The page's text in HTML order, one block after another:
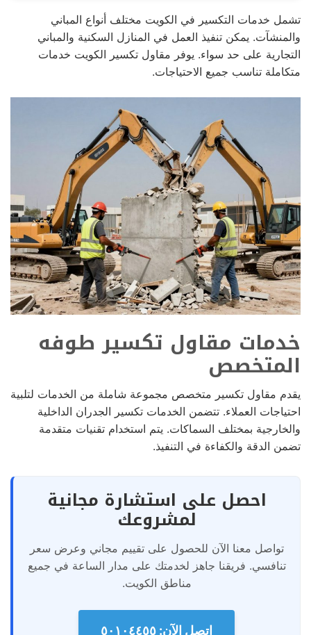
تشمل خدمات التكسير في الكويت مختلف أنواع المباني
والمنشآت. يمكن تنفيذ العمل في المنازل السكنية والمباني
التجارية على حد سواء. يوفر مقاول تكسير الكويت خدمات
متكاملة تناسب جميع الاحتياجات.
خدمات مقاول تكسير طوفه
المتخصص
يقدم مقاول تكسير متخصص مجموعة شاملة من الخدمات لتلبية
احتياجات العملاء. تتضمن الخدمات تكسير الجدران الداخلية
والخارجية بمختلف السماكات. يتم استخدام تقنيات متقدمة
تضمن الدقة والكفاءة في التنفيذ.
احصل على استشارة مجانية
لمشروعك
تواصل معنا الآن للحصول على تقييم مجاني وعرض سعر
تنافسي. فريقنا جاهز لخدمتك على مدار الساعة في جميع
مناطق الكويت.
اتصل الآن: ٥٠١٠٤٤٥٥